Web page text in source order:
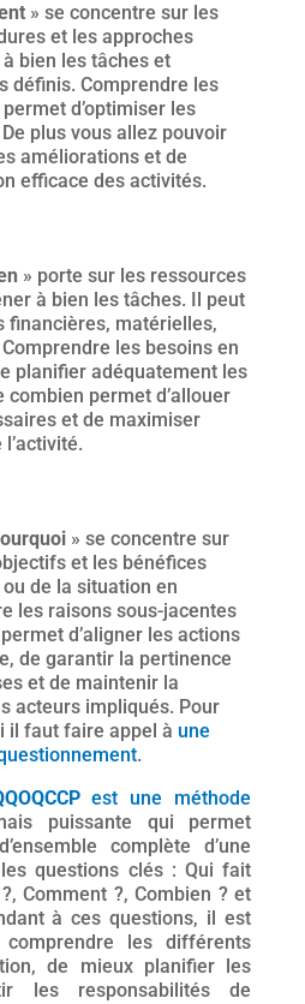
» se concentre sur les
et les approches
bien les tâches et
définis. Comprendre les
d’optimiser les
plus vous allez pouvoir
améliorations et de
efficace des activités.
» porte sur les ressources
à bien les tâches. Il peut
financières, matérielles,
les besoins en
planifier adéquatement les
combien permet d’allouer
et de maximiser
» se concentre sur
et les bénéfices
de la situation en
les raisons sous-jacentes
d’aligner les actions
de garantir la pertinence
et de maintenir la
acteurs impliqués. Pour
il faut faire appel à une
.
est une méthode
puissante qui permet
complète d’une
questions clés : Qui fait
Comment ?, Combien ? et
à ces questions, il est
les différents
de mieux planifier les
les responsabilités de